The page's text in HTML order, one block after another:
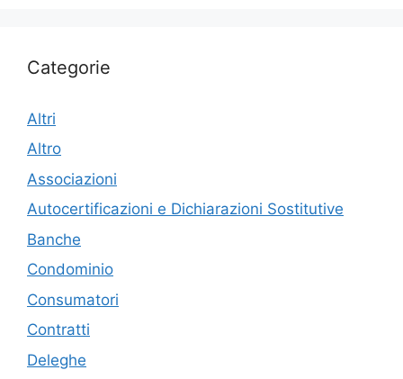
Categorie
Altri
Altro
Associazioni
Autocertificazioni e Dichiarazioni Sostitutive
Banche
Condominio
Consumatori
Contratti
Deleghe